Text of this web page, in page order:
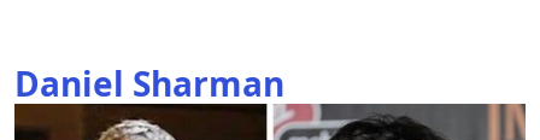
Daniel Sharman